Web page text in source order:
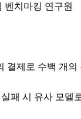
벤치마킹 연구원
결제로 수백 개
패 시 유사 모델